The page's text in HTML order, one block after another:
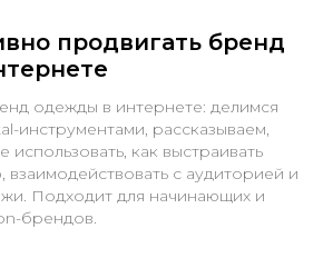
продвигать бренд
одежды в интернете: делимся
инструментами, рассказываем,
использовать, как выстраивать
взаимодействовать с аудиторией и
Подходит для начинающих и
брендов.